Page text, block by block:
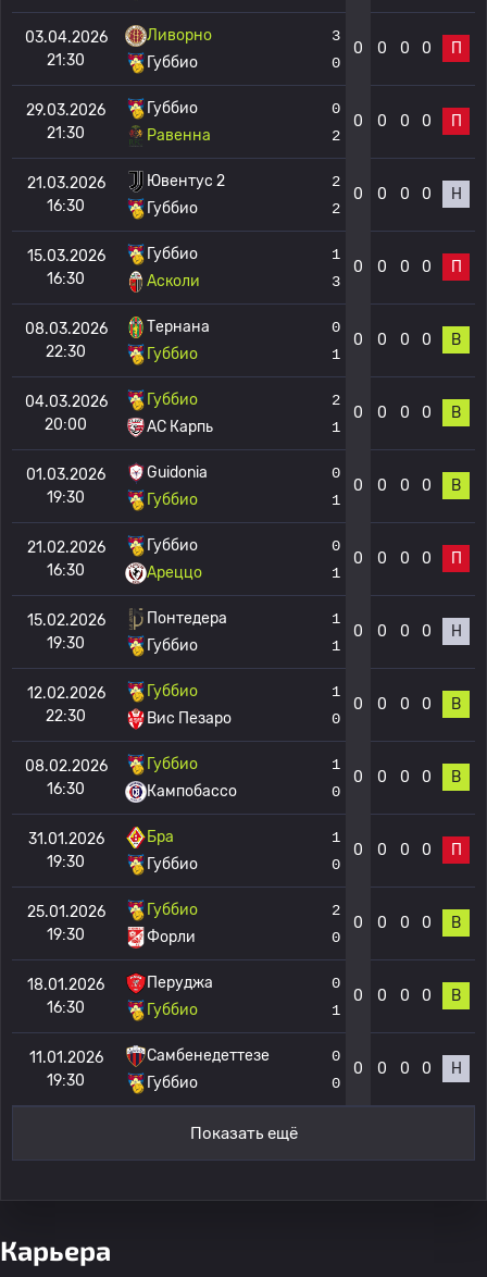
03.04.2026
21:30
Ливорно
Губбио
3
0
0 0 0 0 П
29.03.2026
21:30
Губбио
Равенна
0
2
0 0 0 0 П
21.03.2026
16:30
Ювентус 2
Губбио
2
2
0 0 0 0 Н
15.03.2026
16:30
Губбио
Асколи
1
3
0 0 0 0 П
08.03.2026
22:30
Тернана
Губбио
0
1
0 0 0 0 В
04.03.2026
20:00
Губбио
АС Карпь
2
1
0 0 0 0 В
01.03.2026
19:30
Guidonia
Губбио
0
1
0 0 0 0 В
21.02.2026
16:30
Губбио
Ареццо
0
1
0 0 0 0 П
15.02.2026
19:30
Понтедера
Губбио
1
1
0 0 0 0 Н
12.02.2026
22:30
Губбио
Вис Пезаро
1
0
0 0 0 0 В
08.02.2026
16:30
Губбио
Кампобассо
1
0
0 0 0 0 В
31.01.2026
19:30
Бра
Губбио
1
0
0 0 0 0 П
25.01.2026
19:30
Губбио
Форли
2
0
0 0 0 0 В
18.01.2026
16:30
Перуджа
Губбио
0
1
0 0 0 0 В
11.01.2026
19:30
Самбенедеттезе
Губбио
0
0
0 0 0 0 Н
Показать ещё
Карьера